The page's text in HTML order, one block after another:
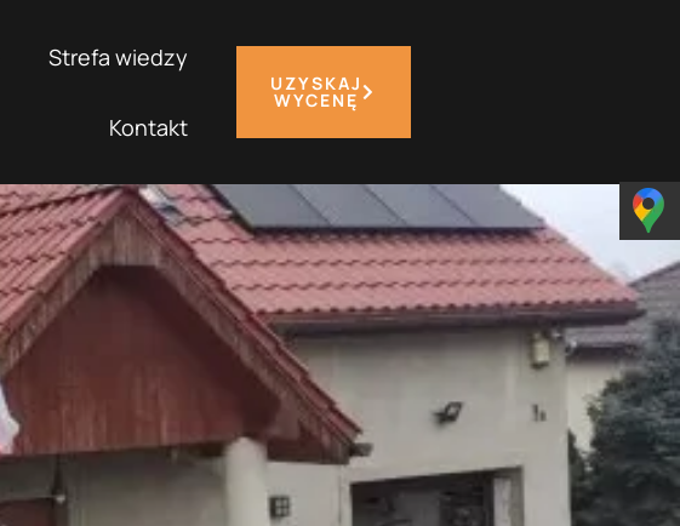
Strefa wiedzy
Kontakt
UZYSKAJ
WYCENĘ